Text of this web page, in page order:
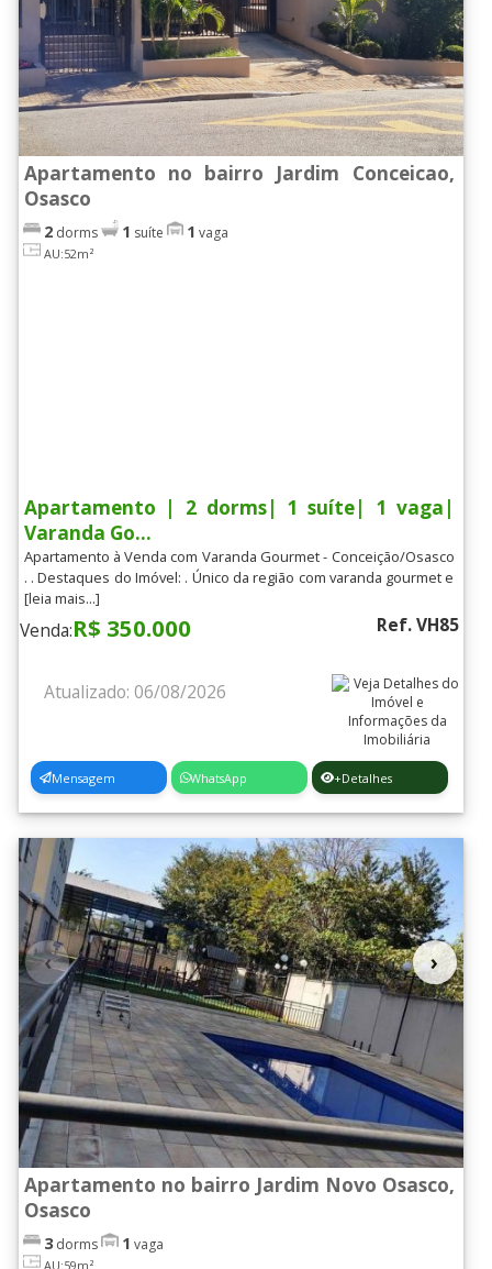
Apartamento no bairro Jardim Conceicao,
Osasco
2 dorms 1 suíte 1 vaga
AU:52m²
Apartamento | 2 dorms| 1 suíte| 1 vaga|
Varanda Go...
Apartamento à Venda com Varanda Gourmet - Conceição/Osasco
. . Destaques do Imóvel: . Único da região com varanda gourmet e
[leia mais...]
Venda:R$ 350.000 Ref. VH85
Atualizado: 06/08/2026
Mensagem WhatsApp +Detalhes
‹ ›
Apartamento no bairro Jardim Novo Osasco,
Osasco
3dorms 1 vaga
AU:59m²